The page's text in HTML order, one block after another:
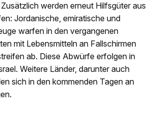
werden erneut Hilfsgüter aus
Jordanische, emiratische und
warfen in den vergangenen
mit Lebensmitteln an Fallschirmen
ab. Diese Abwürfe erfolgen in
Weitere Länder, darunter auch
sich in den kommenden Tagen an